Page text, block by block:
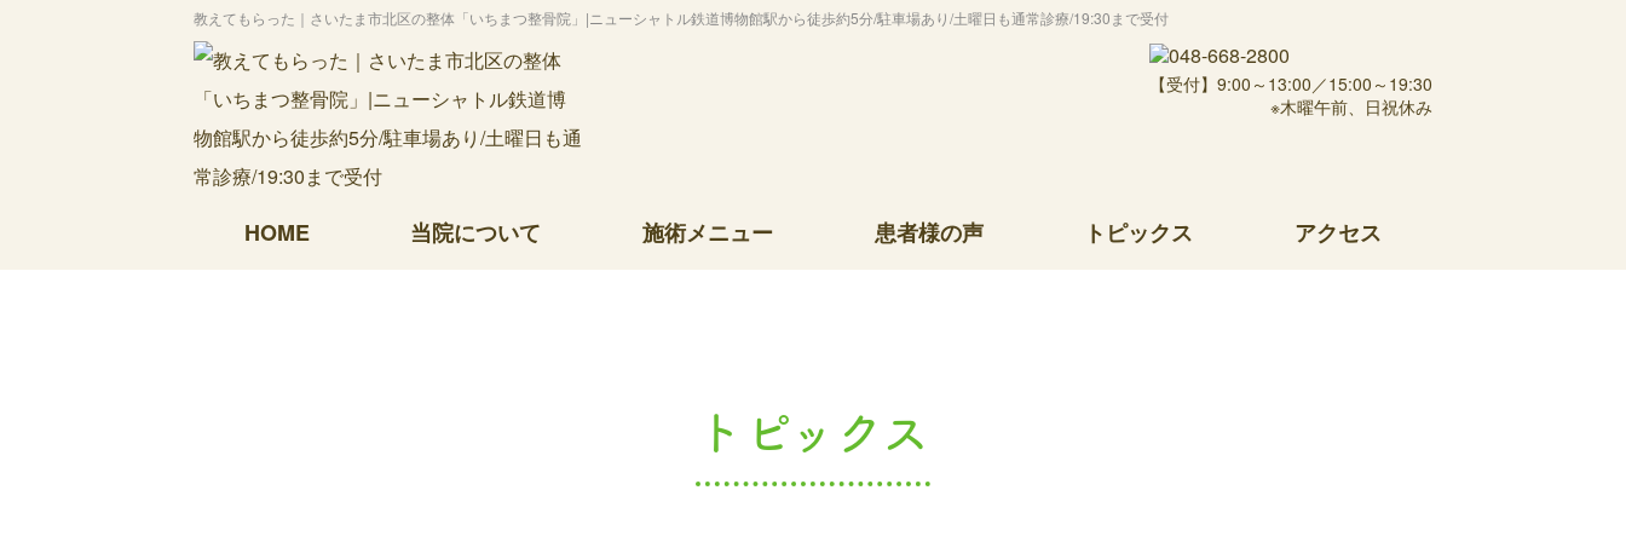
教えてもらった｜さいたま市北区の整体「いちまつ整骨院」|ニューシャトル鉄道博物館駅から徒歩約5分/駐車場あり/土曜日も通常診療/19:30まで受付
【受付】9:00～13:00／15:00～19:30
※木曜午前、日祝休み
HOME 当院について 施術メニュー 患者様の声 トピックス アクセス
トピックス